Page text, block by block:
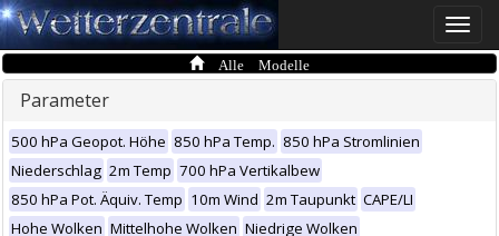
Toggle
Alle Modelle
Parameter
500 hPa Geopot. Höhe 850 hPa Temp. 850 hPa Stromlinien
Niederschlag 2m Temp 700 hPa Vertikalbew
850 hPa Pot. Äquiv. Temp 10m Wind 2m Taupunkt CAPE/LI
Hohe Wolken Mittelhohe Wolken Niedrige Wolken